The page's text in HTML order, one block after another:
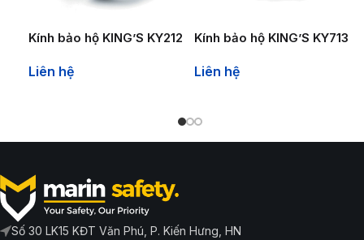
Kính bảo hộ KING’S KY212
Liên hệ
Kính bảo hộ KING’S KY713
Liên hệ
Số 30 LK15 KĐT Văn Phú, P. Kiến Hưng, HN